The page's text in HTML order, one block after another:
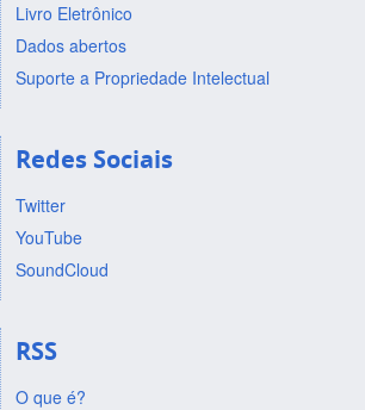
Livro Eletrônico
Dados abertos
Suporte a Propriedade Intelectual
Redes Sociais
Twitter
YouTube
SoundCloud
RSS
O que é?